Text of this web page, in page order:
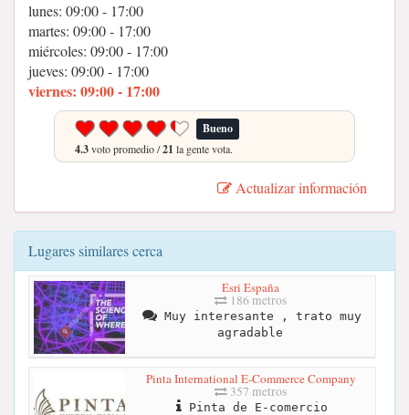
lunes: 09:00 - 17:00
martes: 09:00 - 17:00
miércoles: 09:00 - 17:00
jueves: 09:00 - 17:00
viernes: 09:00 - 17:00
Bueno
4.3voto promedio /21 la gente vota.
Actualizar información
Lugares similares cerca
Esri España
186 metros
Muy interesante , trato muy
agradable
Pinta International E-Commerce Company
357 metros
Pinta de E-comercio